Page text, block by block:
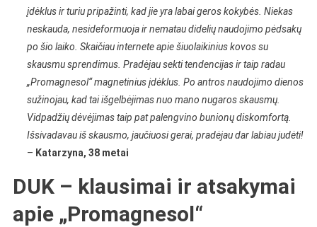
įdėklus ir turiu pripažinti, kad jie yra labai geros kokybės. Niekas
neskauda, nesideformuoja ir nematau didelių naudojimo pėdsakų
po šio laiko. Skaičiau internete apie šiuolaikinius kovos su
skausmu sprendimus. Pradėjau sekti tendencijas ir taip radau
„Promagnesol“ magnetinius įdėklus. Po antros naudojimo dienos
sužinojau, kad tai išgelbėjimas nuo mano nugaros skausmų.
Vidpadžių dėvėjimas taip pat palengvino bunionų diskomfortą.
Išsivadavau iš skausmo, jaučiuosi gerai, pradėjau dar labiau judėti!
– Katarzyna, 38 metai
DUK – klausimai ir atsakymai
apie „Promagnesol“